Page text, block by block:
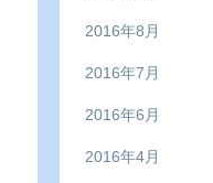
2016年8月
2016年7月
2016年6月
2016年4月